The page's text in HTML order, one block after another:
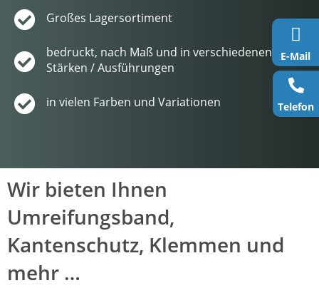
Großes Lagersortiment
bedruckt, nach Maß und in verschiedenen
Stärken / Ausführungen
in vielen Farben und Variationen
Wir bieten Ihnen
Umreifungsband,
Kantenschutz, Klemmen und
mehr …
E-Mail
Telefon